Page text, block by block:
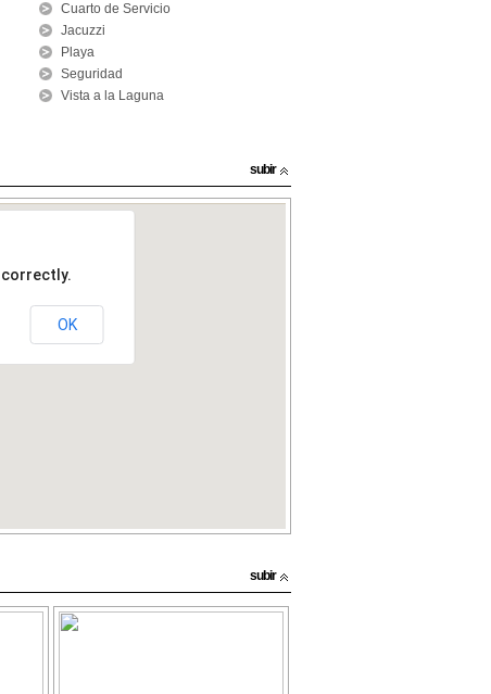
Cuarto de Servicio
Jacuzzi
Playa
Seguridad
Vista a la Laguna
subir
subir